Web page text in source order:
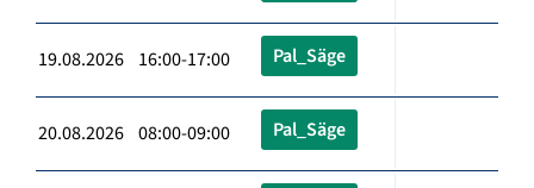
19.08.2026 16:00-17:00 Pal_Säge
20.08.2026 08:00-09:00 Pal_Säge